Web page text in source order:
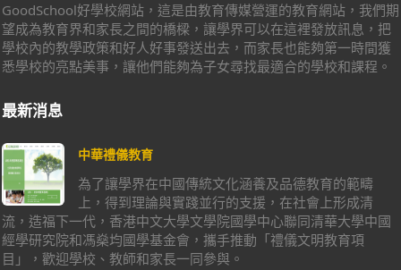
GoodSchool好學校網站，這是由教育傳媒營運的教育網站，我們期
望成為教育界和家長之間的橋樑，讓學界可以在這裡發放訊息，把
學校內的教學政策和好人好事發送出去，而家長也能夠第一時間獲
悉學校的亮點美事，讓他們能夠為子女尋找最適合的學校和課程。
最新消息
中華禮儀教育
為了讓學界在中國傳統文化涵養及品德教育的範疇
上，得到理論與實踐並行的支援，在社會上形成清
流，造福下一代，香港中文大學文學院國學中心聯同清華大學中國
經學研究院和馮燊均國學基金會，攜手推動「禮儀文明教育項
目」，歡迎學校、教師和家長一同參與。